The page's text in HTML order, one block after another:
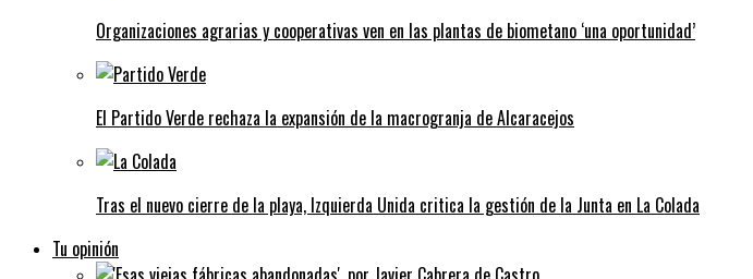
Organizaciones agrarias y cooperativas ven en las plantas de biometano ‘una oportunidad’
El Partido Verde rechaza la expansión de la macrogranja de Alcaracejos
Tras el nuevo cierre de la playa, Izquierda Unida critica la gestión de la Junta en La Colada
Tu opinión